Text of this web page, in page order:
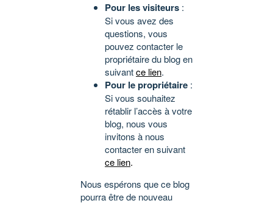
Pour les visiteurs :
Si vous avez des
questions, vous
pouvez contacter le
propriétaire du blog en
suivantce lien.
Pour le propriétaire :
Si vous souhaitez
rétablir l’accès à votre
blog, nous vous
invitons à nous
contacter en suivant
ce lien.
Nous espérons que ce blog
pourra être de nouveau